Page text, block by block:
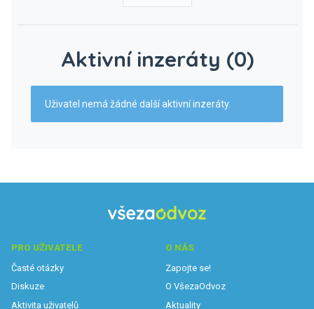
Aktivní inzeráty (0)
Uživatel nemá žádné další aktivní inzeráty.
PRO UŽIVATELE
Časté otázky
Diskuze
Aktivita uživatelů
O NÁS
Zapojte se!
O VšezaOdvoz
Aktuality